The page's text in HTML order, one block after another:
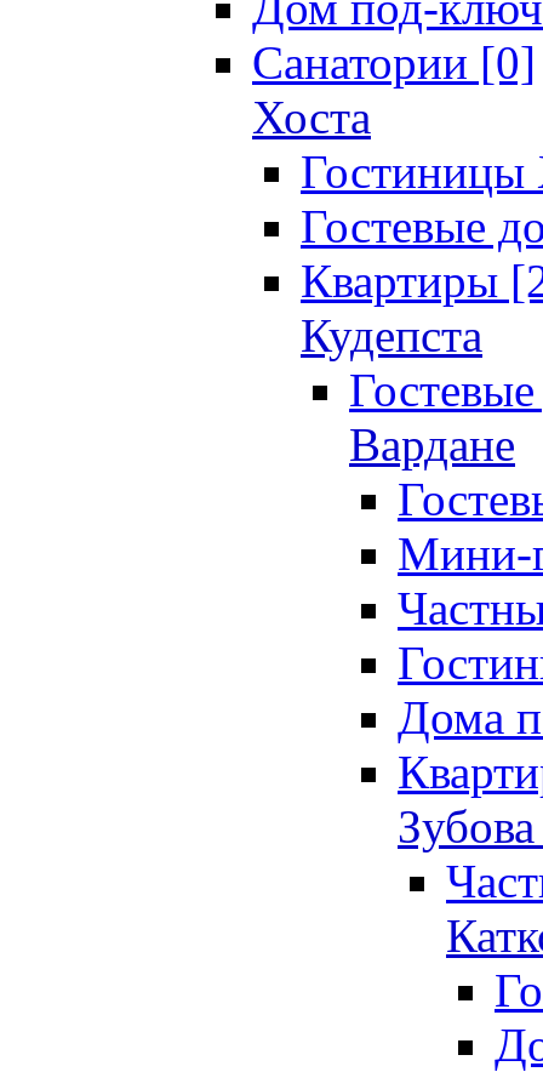
Санатории [0]
Хоста
Гостевые
Квартиры
Кудепста
Вардане
Мини-
Дома